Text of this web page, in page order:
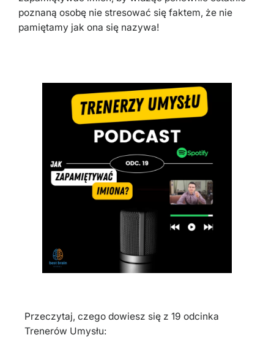
poznaną osobę nie stresować się faktem, że nie
pamiętamy jak ona się nazywa!
Przeczytaj, czego dowiesz się z 19 odcinka
Trenerów Umysłu: